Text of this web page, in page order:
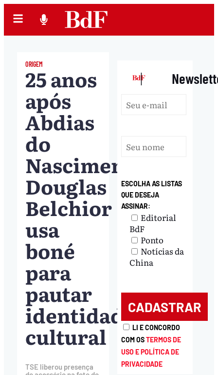
ORIGEM
25 anos
após
Abdias
do
Nascimento,
Douglas
Belchior
usa
boné
para
pautar
identidade
cultural
TSE liberou presença
|
ESCOLHA AS LISTAS
QUE DESEJA
ASSINAR:
Editorial
BdF
Ponto
Notícias da
China
LI E CONCORDO
COM OSTERMOS DE
USO E POLÍTICA DE
PRIVACIDADE